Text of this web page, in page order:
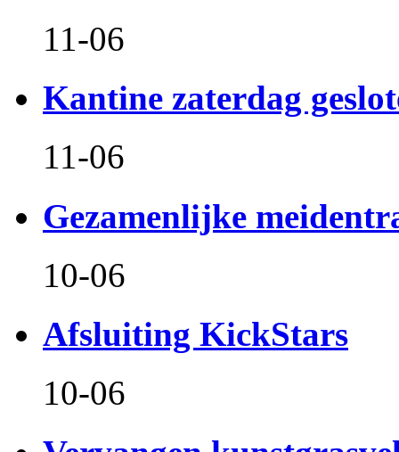
11-06
Kantine zaterdag
11-06
Gezamenlijke
10-06
Afsluiting KickStars
10-06